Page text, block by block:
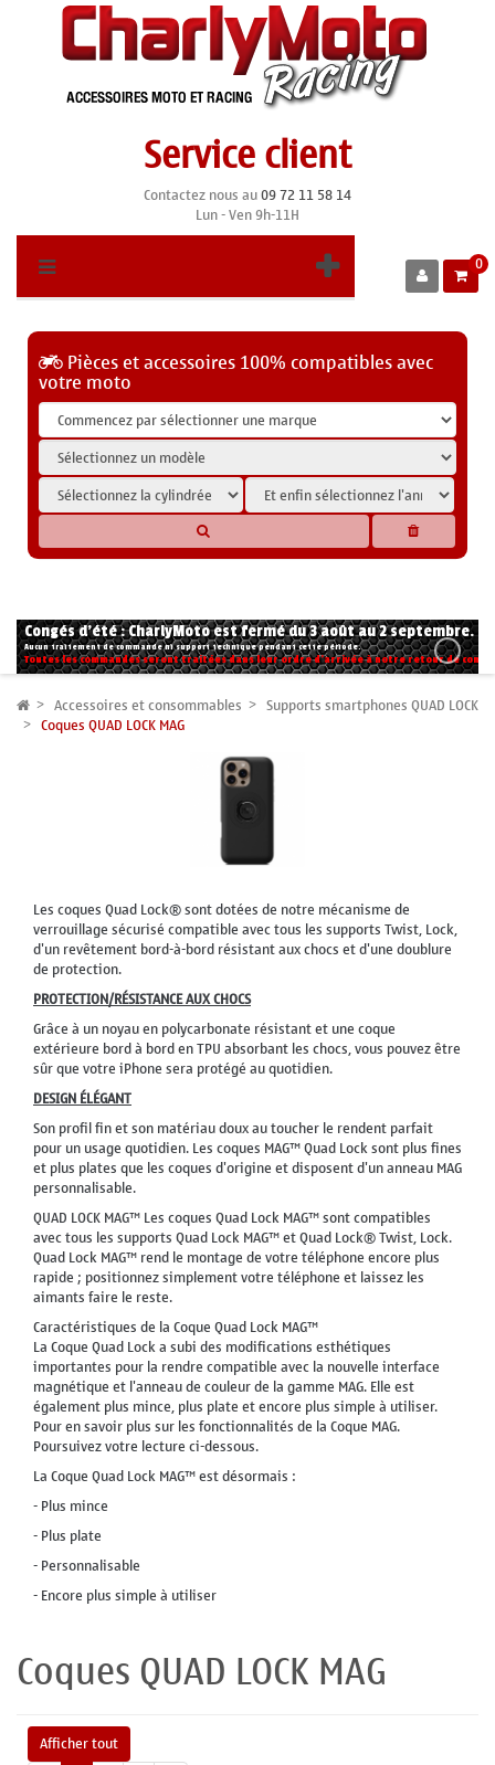
Service client
Contactez nous au09 72 11 58 14
Lun - Ven 9h-11H
0
Pièces et accessoires 100% compatibles avec
votre moto
Congés d'été : CharlyMoto est fermé du 3 août au 2 septembre.
Aucun traitement de commande ni support technique pendant cette période.
Toutes les commandes seront traitées dans leur ordre d'arrivée à notre retour de
Accessoires et consommables Supports smartphones QUAD LOCK
Coques QUAD LOCK MAG
Les coques Quad Lock® sont dotées de notre mécanisme de
verrouillage sécurisé compatible avec tous les supports Twist, Lock,
d'un revêtement bord-à-bord résistant aux chocs et d'une doublure
de protection.
PROTECTION/RÉSISTANCE AUX CHOCS
Grâce à un noyau en polycarbonate résistant et une coque
extérieure bord à bord en TPU absorbant les chocs, vous pouvez être
sûr que votre iPhone sera protégé au quotidien.
DESIGN ÉLÉGANT
Son profil fin et son matériau doux au toucher le rendent parfait
pour un usage quotidien. Les coques MAG™ Quad Lock sont plus fines
et plus plates que les coques d'origine et disposent d'un anneau MAG
personnalisable.
QUAD LOCK MAG™ Les coques Quad Lock MAG™ sont compatibles
avec tous les supports Quad Lock MAG™ et Quad Lock® Twist, Lock.
Quad Lock MAG™ rend le montage de votre téléphone encore plus
rapide ; positionnez simplement votre téléphone et laissez les
aimants faire le reste.
Caractéristiques de la Coque Quad Lock MAG™
La Coque Quad Lock a subi des modifications esthétiques
importantes pour la rendre compatible avec la nouvelle interface
magnétique et l'anneau de couleur de la gamme MAG. Elle est
également plus mince, plus plate et encore plus simple à utiliser.
Pour en savoir plus sur les fonctionnalités de la Coque MAG.
Poursuivez votre lecture ci-dessous.
La Coque Quad Lock MAG™ est désormais :
- Plus mince
- Plus plate
- Personnalisable
- Encore plus simple à utiliser
Coques QUAD LOCK MAG
Afficher tout